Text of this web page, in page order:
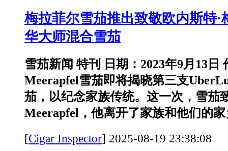
梅拉菲尔雪茄推出致敬欧内斯特·
华大师混合雪茄
雪茄新闻 特刊 日期：2023年9月13日
Meerapfel雪茄即将揭晓第三支
茄，以纪念家族传统。这一次，雪茄
Meerapfel，他离开了家族和他们的家
[Cigar Inspector] 2025-08-19